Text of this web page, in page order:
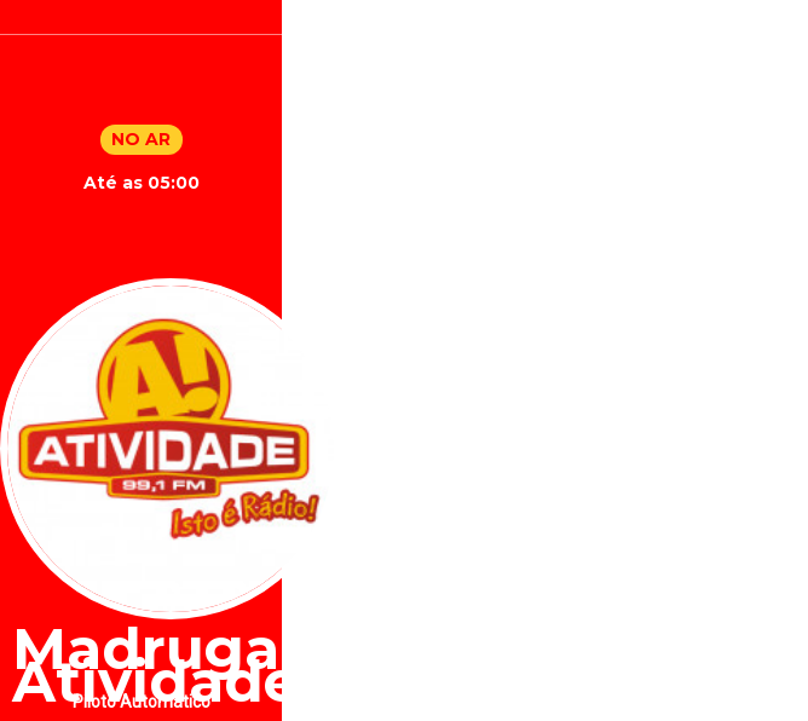
NO AR
Até as 05:00
Madrugada
Atividade
Piloto Automático